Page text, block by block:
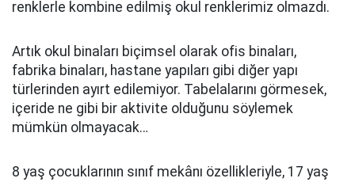
renklerle kombine edilmiş okul renklerimiz olmazdı.
Artık okul binaları biçimsel olarak ofis binaları,
fabrika binaları, hastane yapıları gibi diğer yapı
türlerinden ayırt edilemiyor. Tabelalarını görmesek,
içeride ne gibi bir aktivite olduğunu söylemek
mümkün olmayacak…
8 yaş çocuklarının sınıf mekânı özellikleriyle, 17 yaş